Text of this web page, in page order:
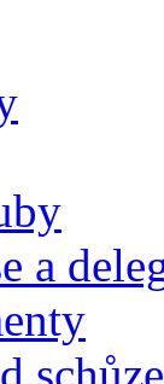
a
schůze